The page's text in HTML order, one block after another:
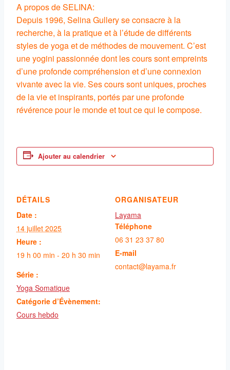
A propos de SELINA:
Depuis 1996, Selina Gullery se consacre à la
recherche, à la pratique et à l’étude de différents
styles de yoga et de méthodes de mouvement. C’est
une yogini passionnée dont les cours sont empreints
d’une profonde compréhension et d’une connexion
vivante avec la vie. Ses cours sont uniques, proches
de la vie et inspirants, portés par une profonde
révérence pour le monde et tout ce qui le compose.
Ajouter au calendrier
DÉTAILS
Date :
14 juillet 2025
Heure :
19 h 00 min - 20 h 30 min
Série :
Yoga Somatique
Catégorie d’Évènement:
Cours hebdo
ORGANISATEUR
Layama
Téléphone
06 31 23 37 80
E-mail
contact@layama.fr